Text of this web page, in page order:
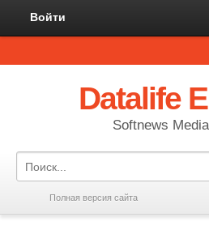
Войти
Datalife
Softnews
Полная версия сайта